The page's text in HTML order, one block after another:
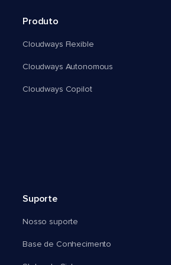
Produto
Cloudways Flexible
Cloudways Autonomous
Cloudways Copilot
Suporte
Nosso suporte
Base de Conhecimento